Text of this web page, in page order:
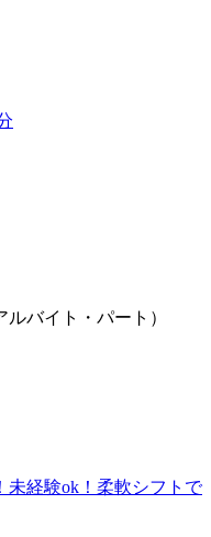
バイト・パート）
未経験ok！柔軟シフトで